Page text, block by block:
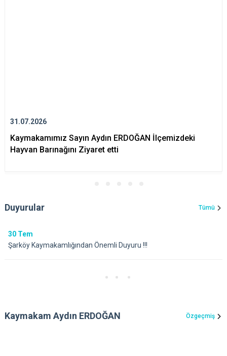
31.07.2026
Kaymakamımız Sayın Aydın ERDOĞAN İlçemizdeki
Hayvan Barınağını Ziyaret etti
Duyurular Tümü
30 Tem
Şarköy Kaymakamlığından Önemli Duyuru !!!
Kaymakam Aydın ERDOĞAN Özgeçmiş